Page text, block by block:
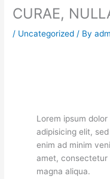
CURAE,
/ Uncategorized / By
Lorem ipsum
adipisicing elit,
enim ad minim
amet, consectetur
magna aliqua.